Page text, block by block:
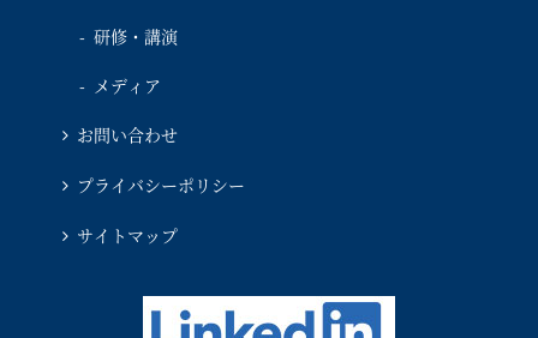
研修・講演
メディア
お問い合わせ
プライバシーポリシー
サイトマップ